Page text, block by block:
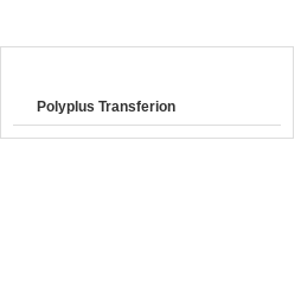
Polyplus Transferion